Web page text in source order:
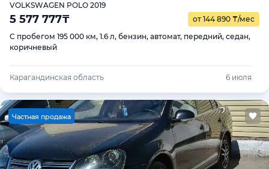
VOLKSWAGEN POLO 2019
5 577 777₸ от 144 890 ₸/мес
С пробегом 195 000 км, 1.6 л, бензин, автомат, передний, седан,
коричневый
Карагандинская область 6 июля
Частная продажа